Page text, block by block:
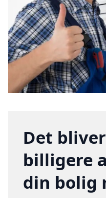
Det
billigere
din bolig